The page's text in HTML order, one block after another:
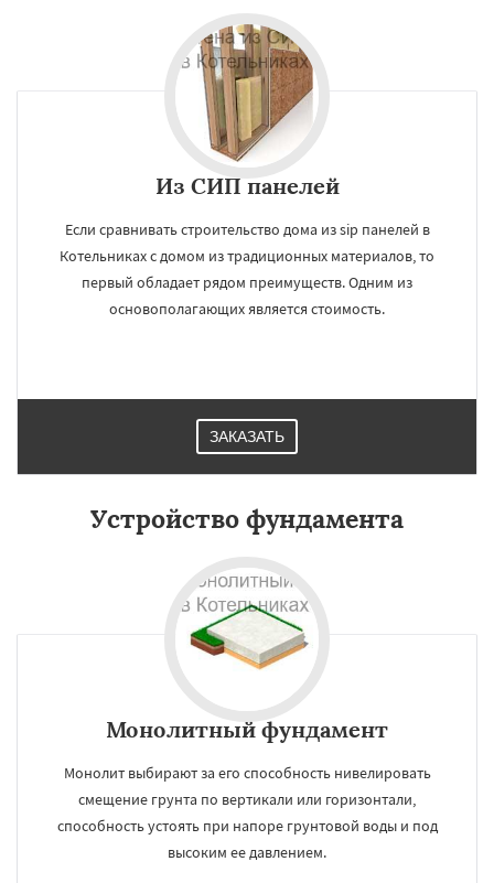
Из СИП панелей
Если сравнивать строительство дома из sip панелей в
Котельниках с домом из традиционных материалов, то
первый обладает рядом преимуществ. Одним из
основополагающих является стоимость.
ЗАКАЗАТЬ
Устройство фундамента
Монолитный фундамент
Монолит выбирают за его способность нивелировать
смещение грунта по вертикали или горизонтали,
способность устоять при напоре грунтовой воды и под
высоким ее давлением.